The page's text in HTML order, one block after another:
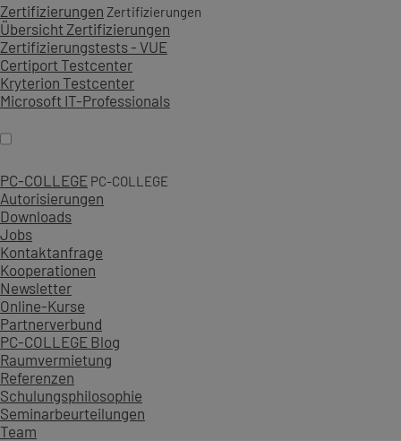
Zertifizierungen Zertifizierungen
Übersicht Zertifizierungen
Zertifizierungstests - VUE
Certiport Testcenter
Kryterion Testcenter
Microsoft IT-Professionals
PC-COLLEGE PC-COLLEGE
Autorisierungen
Downloads
Jobs
Kontaktanfrage
Kooperationen
Newsletter
Online-Kurse
Partnerverbund
PC-COLLEGE Blog
Raumvermietung
Referenzen
Schulungsphilosophie
Seminarbeurteilungen
Team